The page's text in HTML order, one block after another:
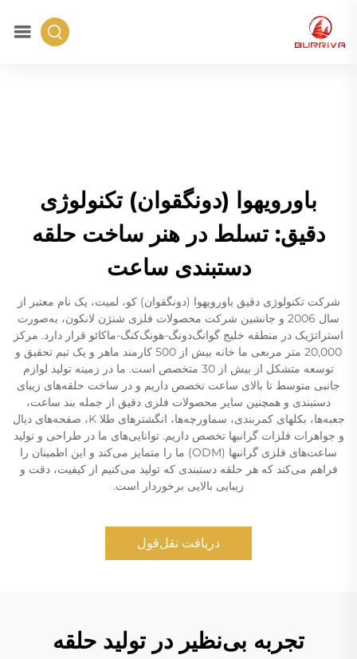
باورویهوا (دونگقوان) تکنولوژی
دقیق: تسلط در هنر ساخت حلقه
دستبندی ساعت
شرکت تکنولوژی دقیق باورویهوا (دونگقوان) کو، لمیت، یک نام معتبر از
سال 2006 و جانشین شرکت محصولات فلزی شنژن لانکون، به‌صورت
استراتژیک در منطقه خلیج گوانگ‌دونگ-هونگ‌کنگ-ماکائو قرار دارد. مرکز
20,000 متر مربعی ما خانه بیش از 500 کارمند ماهر و یک تیم تحقیق و
توسعه متشکل از بیش از 30 متخصص است. ما در زمینه تولید لوازم
جانبی متوسط تا بالای ساعت تخصص داریم و در ساخت حلقه‌های زیبای
دستبندی و همچنین سایر محصولات فلزی دقیق از جمله بند ساعت،
جعبه‌ها، بکلهای کمربندی، سماورچه‌ها، انگشترهای طلا K، صفحه‌های دیال
و جواهرات فلزات گرانبها تخصص داریم. توانایی‌های ما در طراحی و تولید
ساعت‌های فلزی گرانبها (ODM) ما را متمایز می‌کند و این اطمینان را
فراهم می‌کند که هر حلقه دستبندی که تولید می‌کنیم از کیفیت، دقت و
زیبایی بالایی برخوردار است.
دریافت نقل‌قول
تجربه بی‌نظیر در تولید حلقه